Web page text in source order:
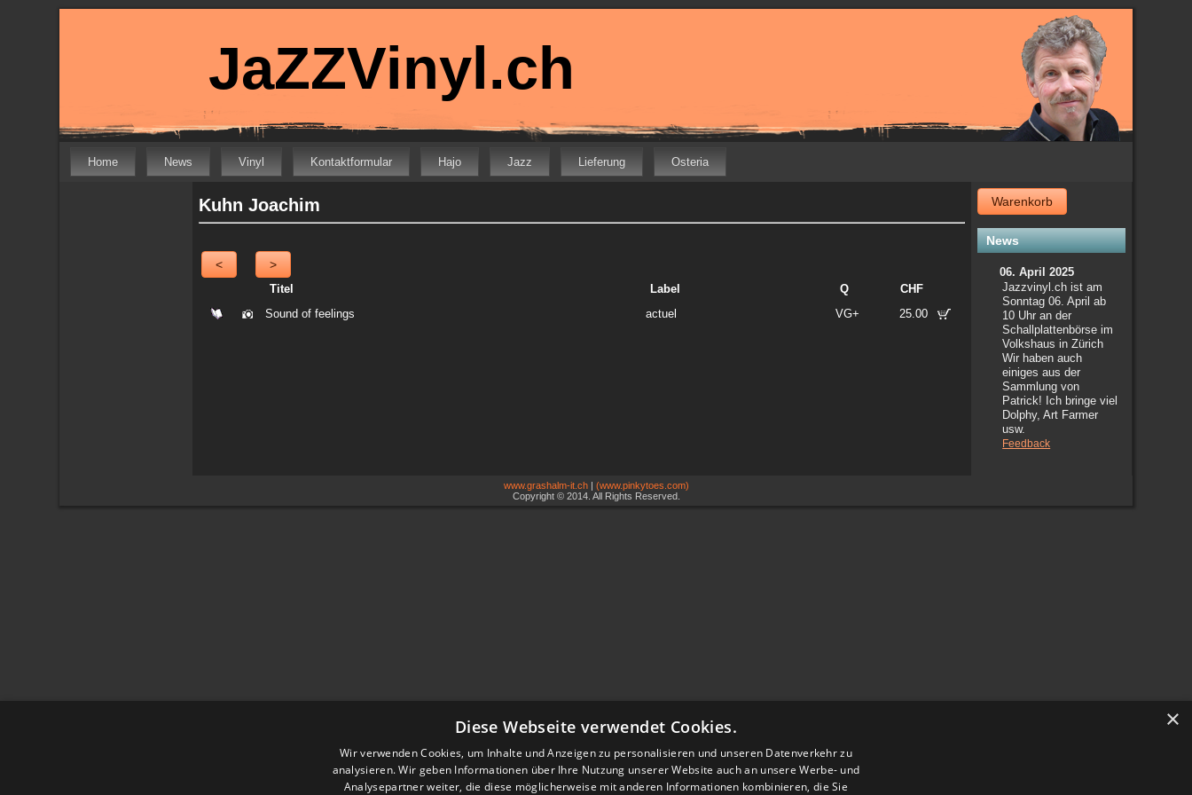
JaZZVinyl.ch
Home News Vinyl Kontaktformular Hajo Jazz Lieferung Osteria
Kuhn Joachim
< >
Titel Label Q
CHF
Sound of feelings
actuel VG+ 25.00
Warenkorb
News
06. April 2025
Jazzvinyl.ch ist am
Sonntag 06. April ab
10 Uhr an der
Schallplattenbörse im
Volkshaus in Zürich
Wir haben auch
einiges aus der
Sammlung von
Patrick! Ich bringe viel
Dolphy, Art Farmer
usw.
Feedback
www.grashalm-it.ch| (www.pinkytoes.com)
Copyright © 2014. All Rights Reserved.
×
Diese Webseite verwendet Cookies.
Wir verwenden Cookies, um Inhalte und Anzeigen zu personalisieren und unseren Datenverkehr zu
analysieren. Wir geben Informationen über Ihre Nutzung unserer Website auch an unsere Werbe- und
Analysepartner weiter, die diese möglicherweise mit anderen Informationen kombinieren, die Sie